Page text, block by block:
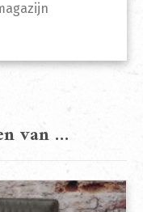
van …